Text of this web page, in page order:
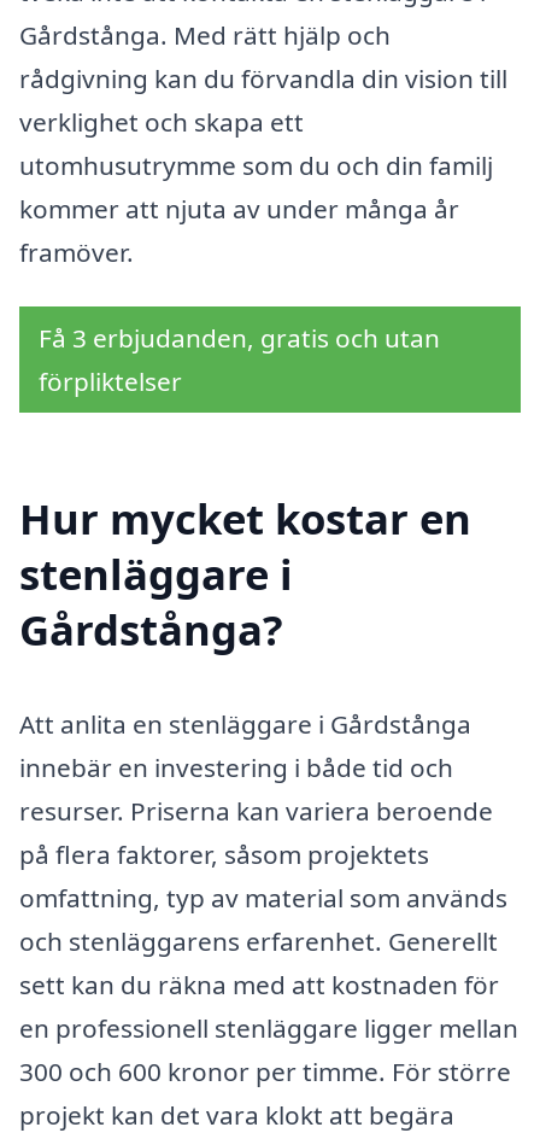
Gårdstånga. Med rätt hjälp och
rådgivning kan du förvandla din vision till
verklighet och skapa ett
utomhusutrymme som du och din familj
kommer att njuta av under många år
framöver.
Få 3 erbjudanden, gratis och utan
förpliktelser
Hur mycket kostar en
stenläggare i
Gårdstånga?
Att anlita en stenläggare i Gårdstånga
innebär en investering i både tid och
resurser. Priserna kan variera beroende
på flera faktorer, såsom projektets
omfattning, typ av material som används
och stenläggarens erfarenhet. Generellt
sett kan du räkna med att kostnaden för
en professionell stenläggare ligger mellan
300 och 600 kronor per timme. För större
projekt kan det vara klokt att begära